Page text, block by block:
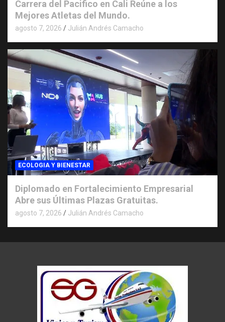
Carrera del Pacifico en Cali Reúne a los
Mejores Atletas del Mundo.
agosto 7, 2026 Julián Andrés Camacho
ECOLOGIA Y BIENESTAR
Diplomado en Fortalecimiento Empresarial
Abre sus Últimas Plazas Gratuitas.
agosto 7, 2026 Julián Andrés Camacho